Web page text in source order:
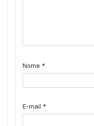
Nome *
E-mail *